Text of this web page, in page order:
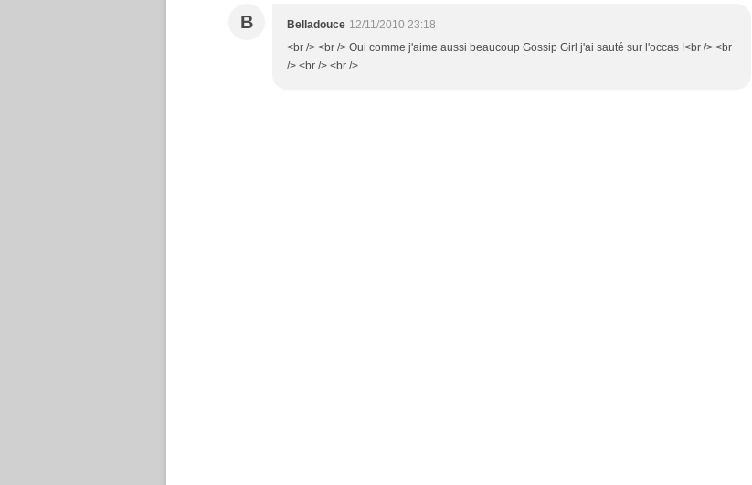
B Belladouce 12/11/2010 23:18
<br /> <br /> Oui comme j'aime aussi beaucoup Gossip Girl j'ai sauté sur l'occas !<br /> <br
/> <br /> <br />